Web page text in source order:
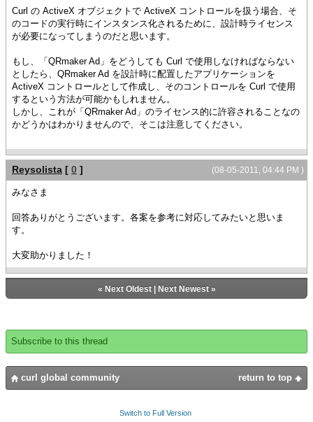
Curl の ActiveX オブジェクトで ActiveX コントロールを扱う場合、そ
のコードの実行時にインスタンス化されるために、設計時ライセンス
が必要になってしまうのだと思います。
もし、「QRmaker Ad」をどうしても Curl で使用しなければならない
としたら、QRmaker Ad を設計時に配置したアプリケーションを
ActiveX コントロールとして作成し、そのコントロールを Curl で使用
するという方法が可能かもしれません。
しかし、これが「QRmaker Ad」のライセンス的に許容されることなの
かどうかはわかりませんので、そこは注意してください。
(08-05-2011, 04:44 PM )
Reysolista [ 0 ]
みなさま
回答ありがとうございます。各案を参考に対応してみたいと思いま
す。
大変助かりました！
« Next Oldest| Next Newest»
Subscribe to this thread
return to top
curl global community
Switch to Full Version